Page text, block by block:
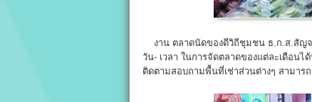
งาน ตลาดนัดของดีวิถีชุมชน ธ.ก.ส.สัญจ
วัน- เวลา ในการจัดตลาดของแต่ละเดือนไ
ติดตามสอบถามพื้นที่เช่าส่วนต่างๆ สามาร